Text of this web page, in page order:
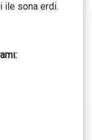
ile sona erdi.